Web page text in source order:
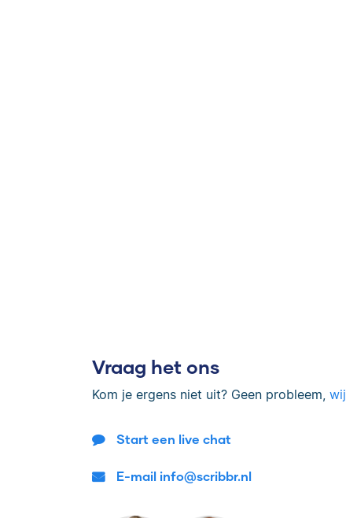
Vraag het ons
Kom je ergens niet uit? Geen probleem, wij
Start een live chat
E-mail info@scribbr.nl